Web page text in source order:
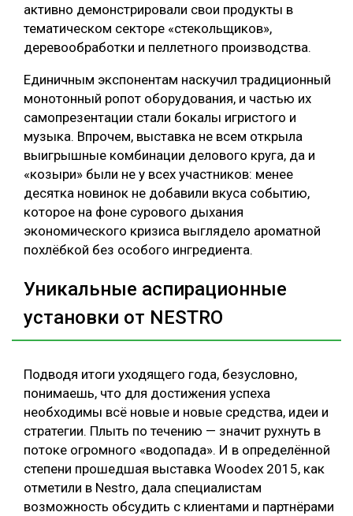
активно демонстрировали свои продукты в
тематическом секторе «стекольщиков»,
деревообработки и пеллетного производства.
Единичным экспонентам наскучил традиционный
монотонный ропот оборудования, и частью их
самопрезентации стали бокалы игристого и
музыка. Впрочем, выставка не всем открыла
выигрышные комбинации делового круга, да и
«козыри» были не у всех участников: менее
десятка новинок не добавили вкуса событию,
которое на фоне сурового дыхания
экономического кризиса выглядело ароматной
похлёбкой без особого ингредиента.
Уникальные аспирационные
установки от NESTRO
Подводя итоги уходящего года, безусловно,
понимаешь, что для достижения успеха
необходимы всё новые и новые средства, идеи и
стратегии. Плыть по течению — значит рухнуть в
потоке огромного «водопада». И в определённой
степени прошедшая выставка Woodex 2015, как
отметили в Nestro, дала специалистам
возможность обсудить с клиентами и партнёрами